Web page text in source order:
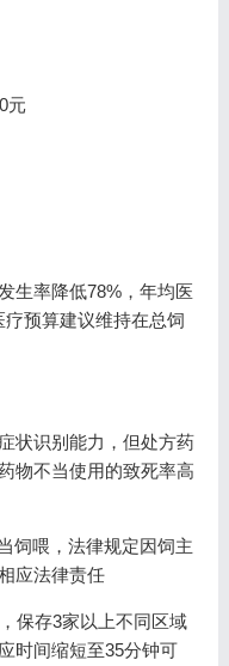
元
生率降低78%，年均医
预算建议维持在总饲
状识别能力，但处方药
物不当使用的致死率高
饲喂，法律规定因饲主
应法律责任
保存3家以上不同区域
时间缩短至35分钟可